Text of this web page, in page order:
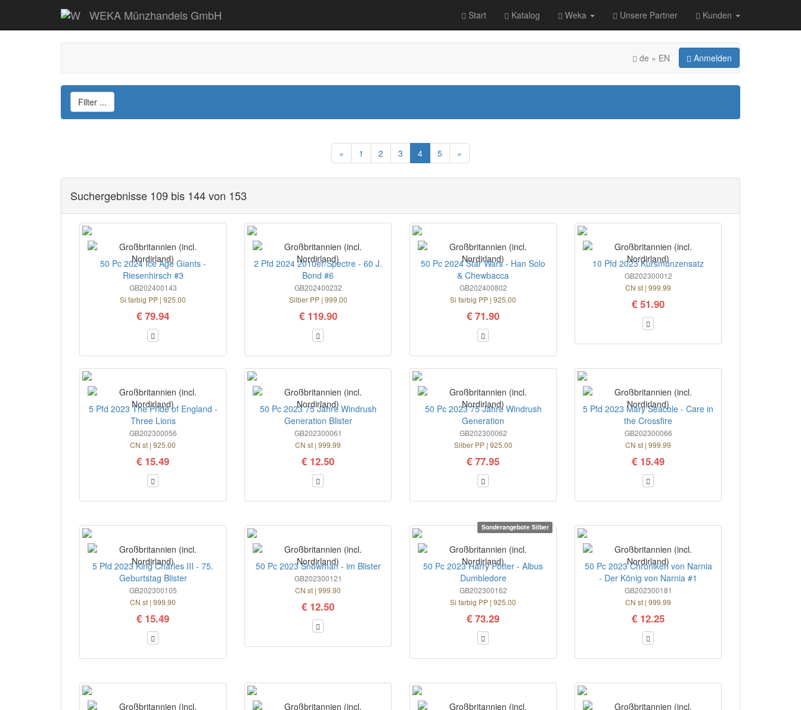
WEKA Münzhandels GmbH Start Katalog Weka Unsere Partner Kunden
Anmelden
de » EN
Filter ...
« 1 2 3 4 5 »
Suchergebnisse 109 bis 144 von 153
50 Pc 2024 Ice Age Giants -
Riesenhirsch #3
GB202400143
Si farbig PP | 925.00
€ 79.94
2 Pfd 2024 2010er/Spectre - 60 J.
Bond #6
GB202400232
Silber PP | 999.00
€ 119.90
50 Pc 2024 Star Wars - Han Solo
& Chewbacca
GB202400802
Si farbig PP | 925.00
€ 71.90
10 Pfd 2023 Kursmünzensatz
GB202300012
CN st | 999.99
€ 51.90
5 Pfd 2023 The Pride of England -
Three Lions
GB202300056
CN st | 925.00
€ 15.49
50 Pc 2023 75 Jahre Windrush
Generation Blister
GB202300061
CN st | 999.99
€ 12.50
50 Pc 2023 75 Jahre Windrush
Generation
GB202300062
Silber PP | 925.00
€ 77.95
5 Pfd 2023 Mary Seacole - Care in
the Crossfire
GB202300066
CN st | 999.99
€ 15.49
5 Pfd 2023 King Charles III - 75.
Geburtstag Blister
GB202300105
CN st | 999.90
€ 15.49
50 Pc 2023 Snowman - im Blister
GB202300121
CN st | 999.90
€ 12.50
Sonderangebote Silber
50 Pc 2023 Harry Potter - Albus
Dumbledore
GB202300162
Si farbig PP | 925.00
€ 73.29
50 Pc 2023 Chroniken von Narnia
- Der König von Narnia #1
GB202300181
CN st | 999.99
€ 12.25